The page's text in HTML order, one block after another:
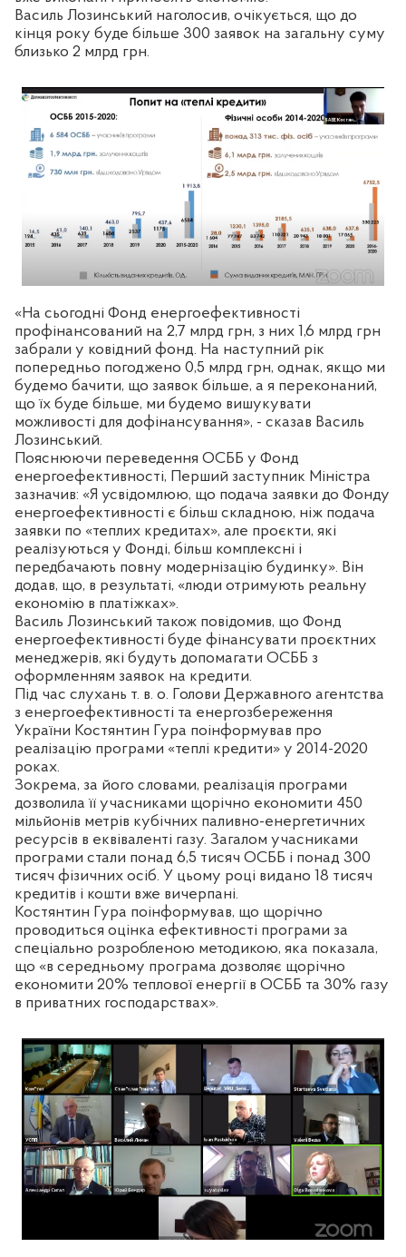
Василь Лозинський наголосив, очікується, що до
кінця року буде більше 300 заявок на загальну суму
близько 2 млрд грн.
«На сьогодні Фонд енергоефективності
профінансований на 2,7 млрд грн, з них 1,6 млрд грн
забрали у ковідний фонд. На наступний рік
попередньо погоджено 0,5 млрд грн, однак, якщо ми
будемо бачити, що заявок більше, а я переконаний,
що їх буде більше, ми будемо вишукувати
можливості для дофінансування», - сказав Василь
Лозинський.
Пояснюючи переведення ОСББ у Фонд
енергоефективності, Перший заступник Міністра
зазначив: «Я усвідомлюю, що подача заявки до Фонду
енергоефективності є більш складною, ніж подача
заявки по «теплих кредитах», але проєкти, які
реалізуються у Фонді, більш комплексні і
передбачають повну модернізацію будинку». Він
додав, що, в результаті, «люди отримують реальну
економію в платіжках».
Василь Лозинський також повідомив, що Фонд
енергоефективності буде фінансувати проєктних
менеджерів, які будуть допомагати ОСББ з
оформленням заявок на кредити.
Під час слухань т. в. о. Голови Державного агентства
з енергоефективності та енергозбереження
України Костянтин Гура поінформував про
реалізацію програми «теплі кредити» у 2014-2020
роках.
Зокрема, за його словами, реалізація програми
дозволила її учасниками щорічно економити 450
мільйонів метрів кубічних паливно-енергетичних
ресурсів в еквіваленті газу. Загалом учасниками
програми стали понад 6,5 тисяч ОСББ і понад 300
тисяч фізичних осіб. У цьому році видано 18 тисяч
кредитів і кошти вже вичерпані.
Костянтин Гура поінформував, що щорічно
проводиться оцінка ефективності програми за
спеціально розробленою методикою, яка показала,
що «в середньому програма дозволяє щорічно
економити 20% теплової енергії в ОСББ та 30% газу
в приватних господарствах».